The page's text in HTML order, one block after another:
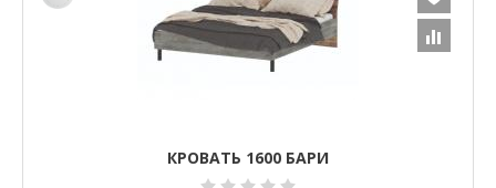
КРОВАТЬ 1600 БАРИ